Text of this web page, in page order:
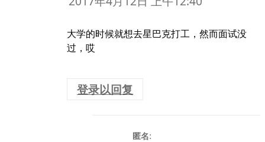
大学的时候就想去星巴克打工，然而面试没
过，哎
登录以回复
匿名: